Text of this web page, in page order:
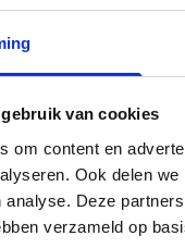
van cookies
om content en
Ook delen
analyse. Deze
verzameld op
we weer in de
Apeldoorn
(voor